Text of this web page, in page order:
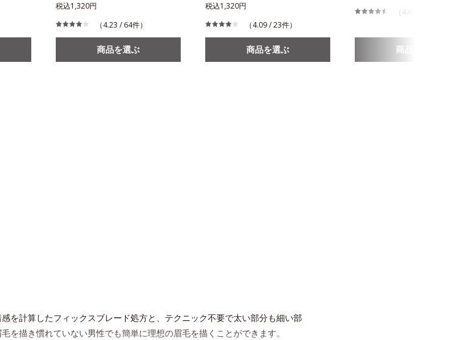
税込1,320円
（4.23 / 64件）
商品を選ぶ
税込1,320円
（4.09 / 23件）
商品を選ぶ
（4.6 / 5件）
商品を選ぶ
を計算したフィックスブレード処方と、テクニック不要で太い部分も細い部
を描き慣れていない男性でも簡単に理想の眉毛を描くことができます。